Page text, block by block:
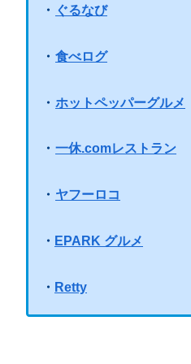
・ ぐるなび
・ 食べログ
・ ホットペッパーグルメ
・ 一休.comレストラン
・ ヤフーロコ
・ EPARK グルメ
・ Retty